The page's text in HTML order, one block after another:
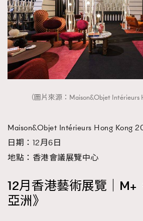
（圖片來源：Maison&Objet Intérieurs
Maison&Objet Intérieurs Hong Kong
日期：12月6日
地點：香港會議展覽中心
12月香港藝術展覽｜M+
亞洲》